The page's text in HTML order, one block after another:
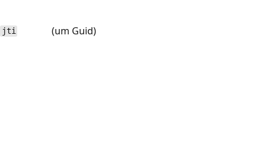
jti (um Guid)